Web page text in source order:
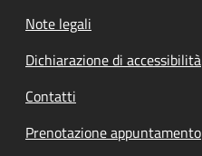
Note legali
Dichiarazione di accessibilità
Contatti
Prenotazione appuntamento